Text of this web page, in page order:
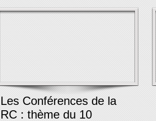
Les Conférences de la
RC : thème du 10